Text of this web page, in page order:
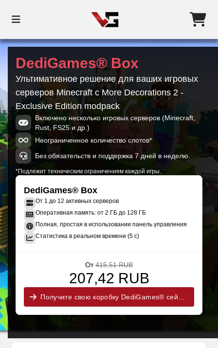
DediGames® Box
Ультимативное решение для ваших игровых
серверов Minecraft с More Decorations 2 -
Exclusive Edition modpack
Включено несколько игровых серверов (Minecraft,
Rust, FS25 и др.)
Неограниченное количество слотов*
Без обязательств и поддержка 7 дней в неделю.
*Подлежит техническим ограничениям каждой игры.
DediGames® Box
От 1 до 12 активных серверов
Оперативная память: от 2 ГБ до 128 ГБ
Полная, простая в использовании панель управления
Статистика в реальном времени (5 с)
От 415,51 RUB
207,42 RUB